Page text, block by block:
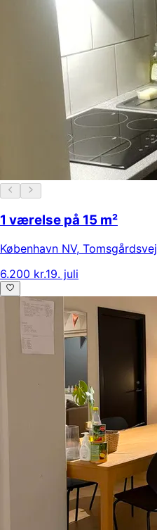
1 værelse på 15 m²
København NV, Tomsgårdsvej
6.200 kr.19. juli